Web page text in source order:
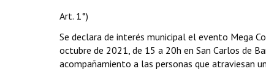
Art. 1°)
Se declara de interés municipal el evento Mega
octubre de 2021, de 15 a 20h en San Carlos de
acompañamiento a las personas que atraviesan